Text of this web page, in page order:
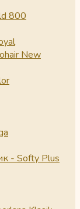
800
New
- Softy Plus